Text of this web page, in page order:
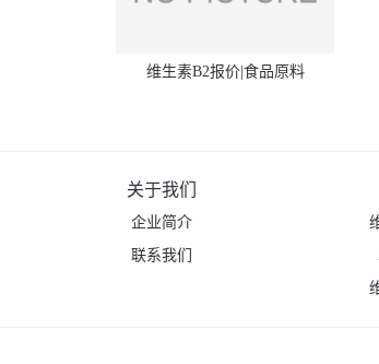
维生素B2报价|食品原料
关于我们
企业简介
联系我们